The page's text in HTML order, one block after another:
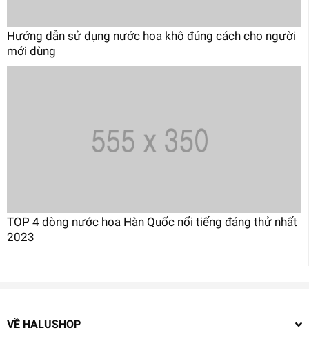
Hướng dẫn sử dụng nước hoa khô đúng cách cho người
mới dùng
TOP 4 dòng nước hoa Hàn Quốc nổi tiếng đáng thử nhất
2023
VỀ HALUSHOP